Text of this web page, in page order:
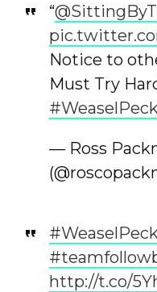
“
Notice to
Must Try
— Ross
http://t.co/